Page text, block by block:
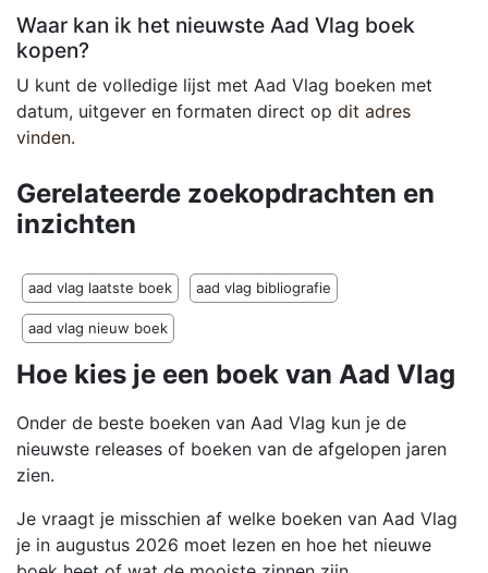
Waar kan ik het nieuwste Aad Vlag boek
kopen?
U kunt de volledige lijst met Aad Vlag boeken met
datum, uitgever en formaten direct op dit adres
vinden.
Gerelateerde zoekopdrachten en
inzichten
aad vlag laatste boek aad vlag bibliografie
aad vlag nieuw boek
Hoe kies je een boek van Aad Vlag
Onder de beste boeken van Aad Vlag kun je de
nieuwste releases of boeken van de afgelopen jaren
zien.
Je vraagt je misschien af welke boeken van Aad Vlag
je in augustus 2026 moet lezen en hoe het nieuwe